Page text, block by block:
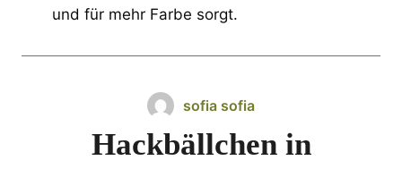
und für mehr Farbe sorgt.
sofia sofia
Hackbällchen in